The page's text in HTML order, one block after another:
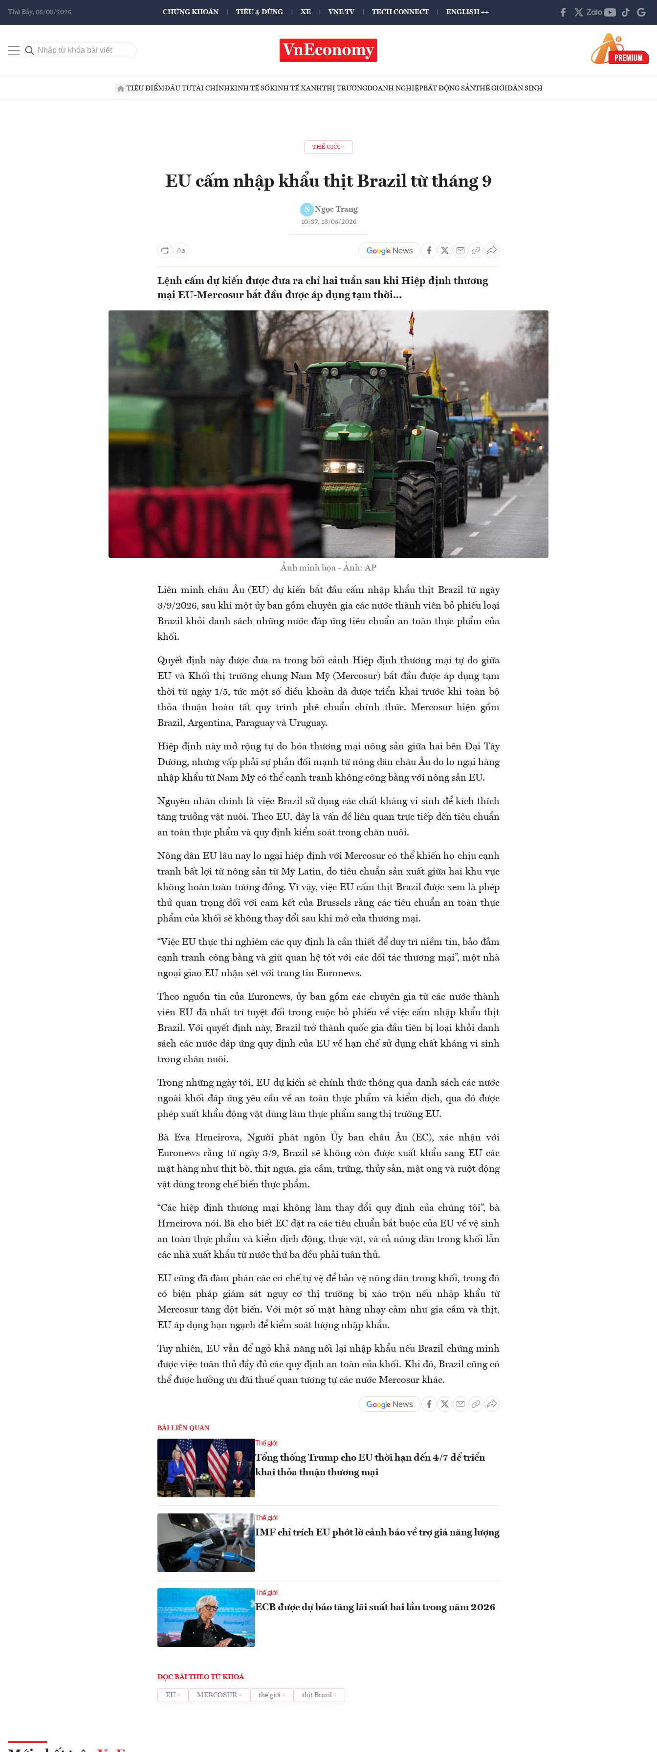
Thứ Bảy, 08/08/2026 CHỨNG KHOÁN TIÊU & DÙNG XE VNE TV TECH CONNECT ENGLISH ++
TIÊU ĐIỂMĐẦU TƯTÀI CHÍNHKINH TẾ SỐKINH TẾ XANHTHỊ TRƯỜNGDOANH NGHIỆPBẤT ĐỘNG SẢNTHẾ GIỚIDÂN SINH
THẾ GIỚI
EU cấm nhập khẩu thịt Brazil từ tháng 9
N Ngọc Trang
10:37, 13/05/2026
Lệnh cấm dự kiến được đưa ra chỉ hai tuần sau khi Hiệp định thương
mại EU-Mercosur bắt đầu được áp dụng tạm thời...
Ảnh minh họa - Ảnh: AP
Liên minh châu Âu (EU) dự kiến bắt đầu cấm nhập khẩu thịt Brazil từ ngày
3/9/2026, sau khi một ủy ban gồm chuyên gia các nước thành viên bỏ phiếu loại
Brazil khỏi danh sách những nước đáp ứng tiêu chuẩn an toàn thực phẩm của
khối.
Quyết định này được đưa ra trong bối cảnh Hiệp định thương mại tự do giữa
EU và Khối thị trường chung Nam Mỹ (Mercosur) bắt đầu được áp dụng tạm
thời từ ngày 1/5, tức một số điều khoản đã được triển khai trước khi toàn bộ
thỏa thuận hoàn tất quy trình phê chuẩn chính thức. Mercosur hiện gồm
Brazil, Argentina, Paraguay và Uruguay.
Hiệp định này mở rộng tự do hóa thương mại nông sản giữa hai bên Đại Tây
Dương, nhưng vấp phải sự phản đối mạnh từ nông dân châu Âu do lo ngại hàng
nhập khẩu từ Nam Mỹ có thể cạnh tranh không công bằng với nông sản EU.
Nguyên nhân chính là việc Brazil sử dụng các chất kháng vi sinh để kích thích
tăng trưởng vật nuôi. Theo EU, đây là vấn đề liên quan trực tiếp đến tiêu chuẩn
an toàn thực phẩm và quy định kiểm soát trong chăn nuôi.
Nông dân EU lâu nay lo ngại hiệp định với Mercosur có thể khiến họ chịu cạnh
tranh bất lợi từ nông sản từ Mỹ Latin, do tiêu chuẩn sản xuất giữa hai khu vực
không hoàn toàn tương đồng. Vì vậy, việc EU cấm thịt Brazil được xem là phép
thử quan trọng đối với cam kết của Brussels rằng các tiêu chuẩn an toàn thực
phẩm của khối sẽ không thay đổi sau khi mở cửa thương mại.
“Việc EU thực thi nghiêm các quy định là cần thiết để duy trì niềm tin, bảo đảm
cạnh tranh công bằng và giữ quan hệ tốt với các đối tác thương mại”, một nhà
ngoại giao EU nhận xét với trang tin Euronews.
Theo nguồn tin của Euronews, ủy ban gồm các chuyên gia từ các nước thành
viên EU đã nhất trí tuyệt đối trong cuộc bỏ phiếu về việc cấm nhập khẩu thịt
Brazil. Với quyết định này, Brazil trở thành quốc gia đầu tiên bị loại khỏi danh
sách các nước đáp ứng quy định của EU về hạn chế sử dụng chất kháng vi sinh
trong chăn nuôi.
Trong những ngày tới, EU dự kiến sẽ chính thức thông qua danh sách các nước
ngoài khối đáp ứng yêu cầu về an toàn thực phẩm và kiểm dịch, qua đó được
phép xuất khẩu động vật dùng làm thực phẩm sang thị trường EU.
Bà Eva Hrncirova, Người phát ngôn Ủy ban châu Âu (EC), xác nhận với
Euronews rằng từ ngày 3/9, Brazil sẽ không còn được xuất khẩu sang EU các
mặt hàng như thịt bò, thịt ngựa, gia cầm, trứng, thủy sản, mật ong và ruột động
vật dùng trong chế biến thực phẩm.
“Các hiệp định thương mại không làm thay đổi quy định của chúng tôi”, bà
Hrncirova nói. Bà cho biết EC đặt ra các tiêu chuẩn bắt buộc của EU về vệ sinh
an toàn thực phẩm và kiểm dịch động, thực vật, và cả nông dân trong khối lẫn
các nhà xuất khẩu từ nước thứ ba đều phải tuân thủ.
EU cũng đã đàm phán các cơ chế tự vệ để bảo vệ nông dân trong khối, trong đó
có biện pháp giám sát nguy cơ thị trường bị xáo trộn nếu nhập khẩu từ
Mercosur tăng đột biến. Với một số mặt hàng nhạy cảm như gia cầm và thịt,
EU áp dụng hạn ngạch để kiểm soát lượng nhập khẩu.
Tuy nhiên, EU vẫn để ngỏ khả năng nối lại nhập khẩu nếu Brazil chứng minh
được việc tuân thủ đầy đủ các quy định an toàn của khối. Khi đó, Brazil cũng có
thể được hưởng ưu đãi thuế quan tương tự các nước Mercosur khác.
BÀI LIÊN QUAN
Thế giới
Tổng thống Trump cho EU thời hạn đến 4/7 để triển
khai thỏa thuận thương mại
Thế giới
IMF chỉ trích EU phớt lờ cảnh báo về trợ giá năng lượng
Thế giới
ECB được dự báo tăng lãi suất hai lần trong năm 2026
ĐỌC BÀI THEO TỪ KHOÁ
EU MERCOSUR thế giới thịt Brazil